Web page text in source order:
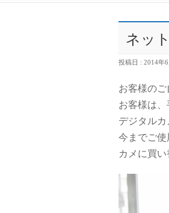
ネッ
投稿日 : 2014年6
お客様のご
お客様は
デジタルカ
今までご
カメに買い